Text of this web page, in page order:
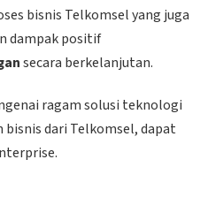
bisnis Telkomsel yang juga
dampak positif
secara berkelanjutan.
ragam solusi teknologi
dari Telkomsel, dapat